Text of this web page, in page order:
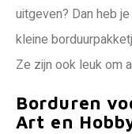
uitgeven? Dan heb
kleine
Ze zijn ook leuk om
Borduren
Art en